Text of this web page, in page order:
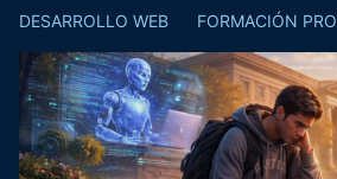
DESARROLLO WEB FORMACIÓN